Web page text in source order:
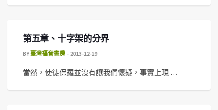
第五章、十字架的分界
BY臺灣福音書房 2013-12-19
當然，使徒保羅並沒有讓我們懷疑，事實上現 …